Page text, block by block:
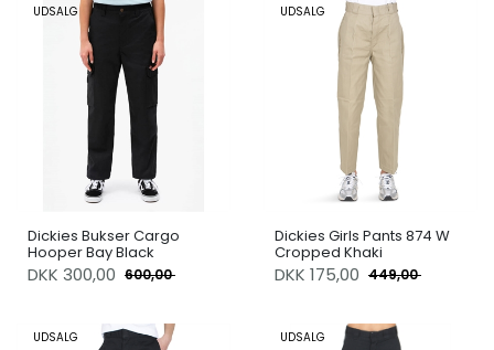
UDSALG
Dickies Bukser Cargo
Hooper Bay Black
DKK 300,00 600,00
UDSALG
Dickies Girls Pants 874 W
Cropped Khaki
DKK 175,00 449,00
UDSALG UDSALG